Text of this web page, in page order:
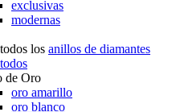
exclusivas
modernas
los anillos de diamantes
de Oro
oro amarillo
oro blanco